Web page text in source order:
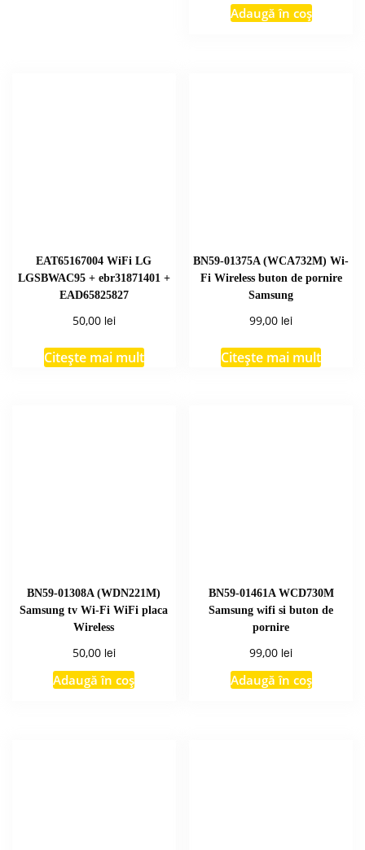
Adaugă în coș
EAT65167004 WiFi LG
LGSBWAC95 + ebr31871401 +
EAD65825827
50,00 lei
Citește mai mult
BN59-01375A (WCA732M) Wi-
Fi Wireless buton de pornire
Samsung
99,00 lei
Citește mai mult
BN59-01308A (WDN221M)
Samsung tv Wi-Fi WiFi placa
Wireless
50,00 lei
Adaugă în coș
BN59-01461A WCD730M
Samsung wifi si buton de
pornire
99,00 lei
Adaugă în coș